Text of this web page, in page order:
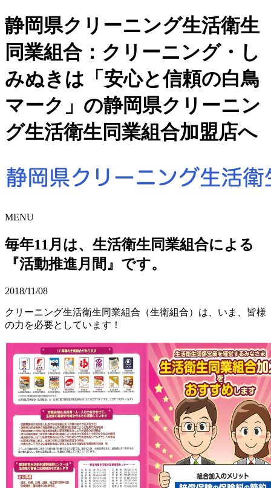
静岡県クリーニング生活衛生
同業組合：クリーニング・し
みぬきは「安心と信頼の白鳥
マーク」の静岡県クリーニン
グ生活衛生同業組合加盟店へ
MENU
毎年11月は、生活衛生同業組合による
『活動推進月間』です。
2018/11/08
クリーニング生活衛生同業組合（生衛組合）は、いま、皆様
の力を必要としています！